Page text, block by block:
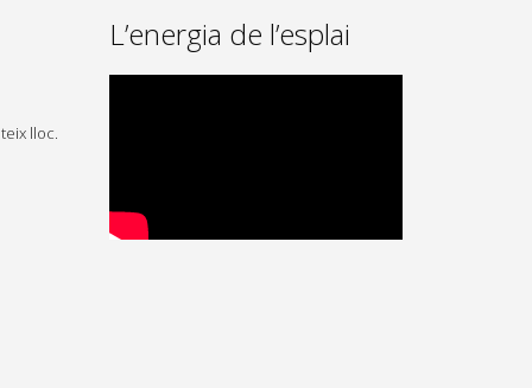
lloc.
L’energia de l’esplai